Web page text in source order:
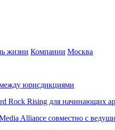
жизни Компании Москва
между юрисдикциями
Rock Rising для начинающих
Alliance совместно с